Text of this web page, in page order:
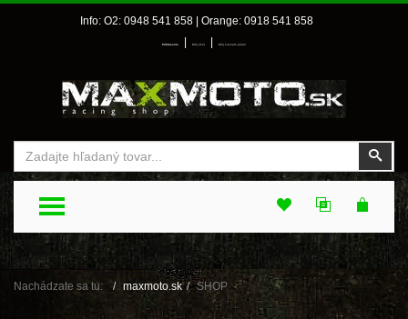
Info: O2: 0948 541 858 | Orange: 0918 541 858
Prihlásenie Môj účet Môj zoznam prianí
TOGGLE MENU
Nachádzate sa tu: maxmoto.sk SHOP